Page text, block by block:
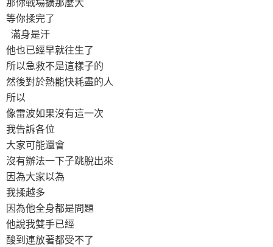
等你揉完了
滿身是汗
他也已經早就往生了
所以急救不是這樣子的
然後對於熱能快耗盡的人
所以
像雷波如果沒有這一次
我告訴各位
大家可能還會
沒有辦法一下子跳脫出來
因為大家以為
我揉越多
因為他全身都是問題
他說我雙手已經
酸到連放著都受不了